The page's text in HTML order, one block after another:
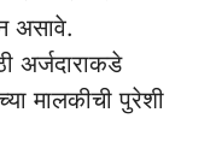
असावे.
अर्जदाराकडे
मालकीची पुरेशी